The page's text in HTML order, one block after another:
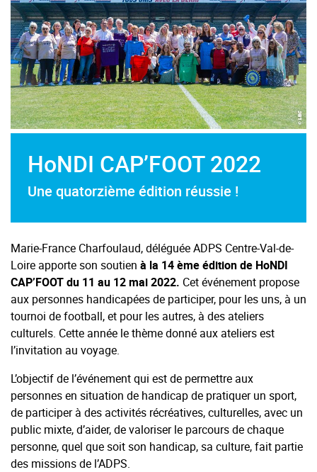
HoNDI CAP’FOOT 2022
Une quatorzième édition réussie !
Marie-France Charfoulaud, déléguée ADPS Centre-Val-de-
Loire apporte son soutien à la 14 ème édition de HoNDI
CAP’FOOT du 11 au 12 mai 2022. Cet événement propose
aux personnes handicapées de participer, pour les uns, à un
tournoi de football, et pour les autres, à des ateliers
culturels. Cette année le thème donné aux ateliers est
l’invitation au voyage.
L’objectif de l’événement qui est de permettre aux
personnes en situation de handicap de pratiquer un sport,
de participer à des activités récréatives, culturelles, avec un
public mixte, d’aider, de valoriser le parcours de chaque
personne, quel que soit son handicap, sa culture, fait partie
des missions de l’ADPS.